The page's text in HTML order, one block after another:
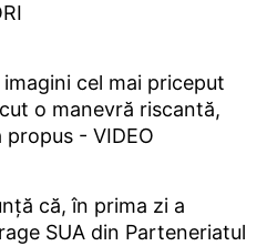
cel mai priceput
o manevră riscantă,
- VIDEO
că, în prima zi a
SUA din Parteneriatul